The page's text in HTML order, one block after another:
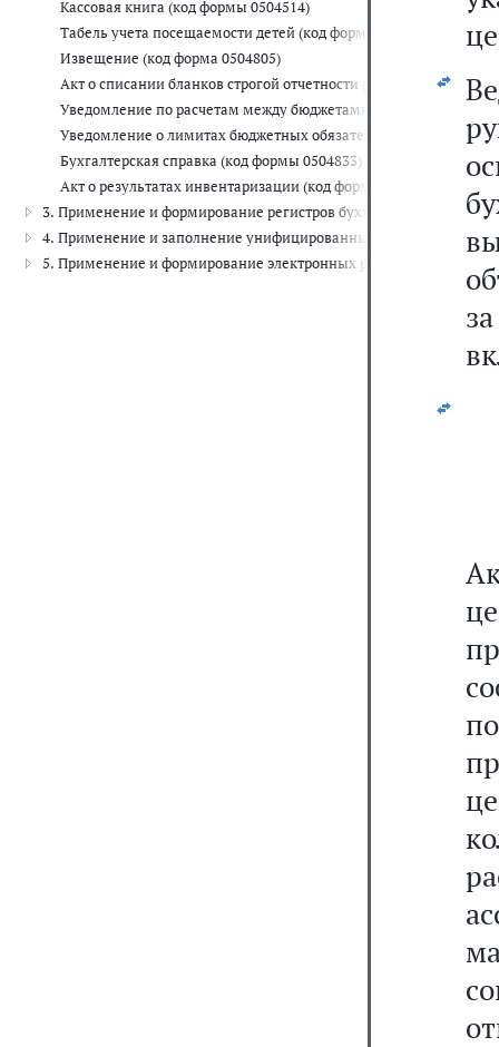
Кассовая книга (код формы 0504514)
Табель учета посещаемости детей (код формы 0504608)
Извещение (код форма 0504805)
Акт о списании бланков строгой отчетности (код формы
Уведомление по расчетам между бюджетами (код формы
Уведомление о лимитах бюджетных обязательств (бюджетных
Бухгалтерская справка (код формы 0504833)
Акт о результатах инвентаризации (код формы 0504835)
3. Применение и формирование регистров бухгалтерского учета
4. Применение и заполнение унифицированных форм
5. Применение и формирование электронных регистров